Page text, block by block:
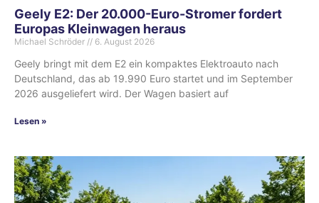
Geely E2: Der 20.000-Euro-Stromer fordert
Europas Kleinwagen heraus
Michael Schröder 6. August 2026
Geely bringt mit dem E2 ein kompaktes Elektroauto nach
Deutschland, das ab 19.990 Euro startet und im September
2026 ausgeliefert wird. Der Wagen basiert auf
Lesen »